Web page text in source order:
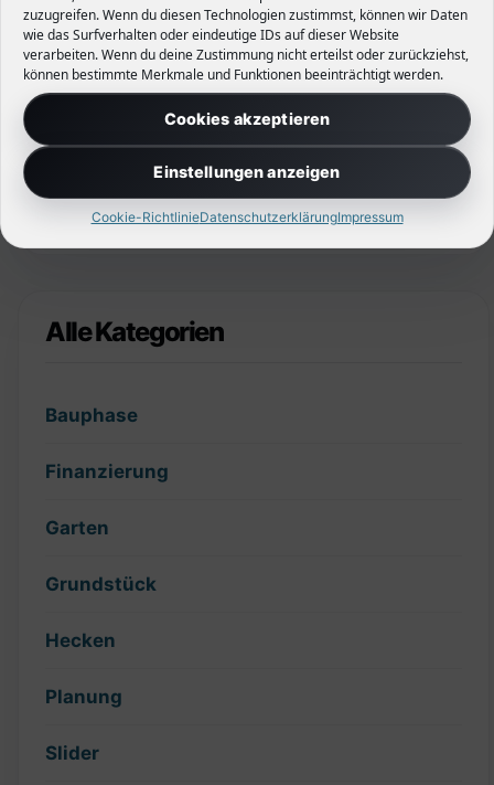
zuzugreifen. Wenn du diesen Technologien zustimmst, können wir Daten
wie das Surfverhalten oder eindeutige IDs auf dieser Website
verarbeiten. Wenn du deine Zustimmung nicht erteilst oder zurückziehst,
können bestimmte Merkmale und Funktionen beeinträchtigt werden.
Cookies akzeptieren
Einstellungen anzeigen
Cookie-RichtlinieDatenschutzerklärungImpressum
Read More
Alle Kategorien
Bauphase
Finanzierung
Garten
Grundstück
Hecken
Planung
Slider